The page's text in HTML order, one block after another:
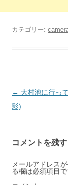
カテゴリー:
投
稿
ゲ
ー
シ
← 大村池に行っ
影)
コメントを残す
メールアドレス
る欄は必須項目で